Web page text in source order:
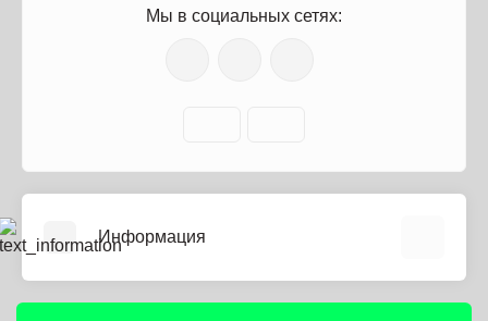
Мы в социальных сетях:
Информация